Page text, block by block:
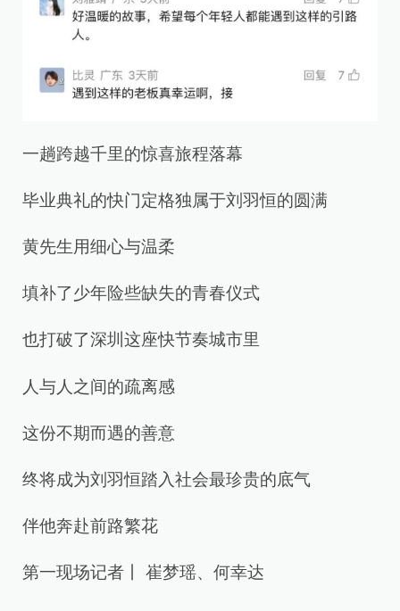
一趟跨越千里的惊喜旅程落幕
毕业典礼的快门定格独属于刘羽恒的圆满
黄先生用细心与温柔
填补了少年险些缺失的青春仪式
也打破了深圳这座快节奏城市里
人与人之间的疏离感
这份不期而遇的善意
终将成为刘羽恒踏入社会最珍贵的底气
伴他奔赴前路繁花
第一现场记者丨 崔梦瑶、何幸达